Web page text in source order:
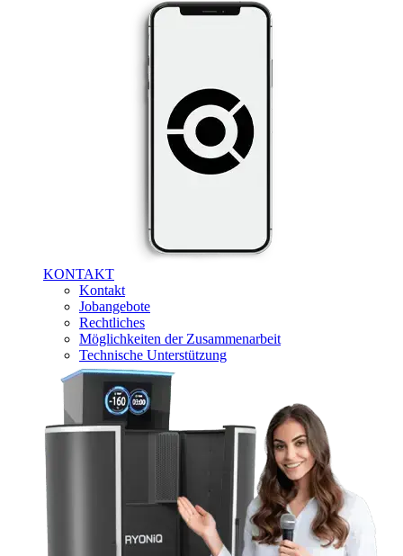
KONTAKT
Kontakt
Jobangebote
Rechtliches
Möglichkeiten der Zusammenarbeit
Technische Unterstützung